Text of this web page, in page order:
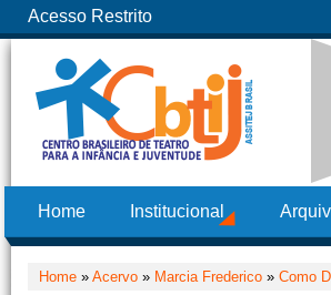
Acesso Restrito
Home Institucional
Home » Acervo » Marcia Frederico » Como